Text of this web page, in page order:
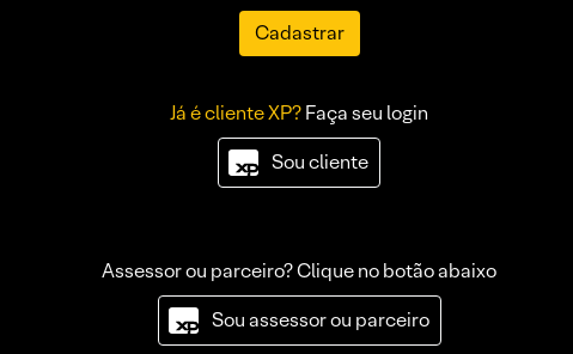
Cadastrar
Já é cliente XP?Faça seu login
Sou cliente
Assessor ou parceiro? Clique no botão abaixo
Sou assessor ou parceiro